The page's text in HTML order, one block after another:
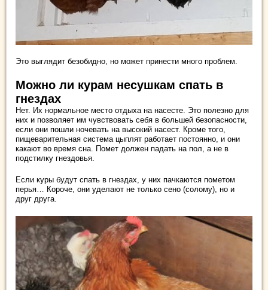
Это выглядит безобидно, но может принести много проблем.
Можно ли курам несушкам спать в
гнездах
Нет. Их нормальное место отдыха на насесте. Это полезно для
них и позволяет им чувствовать себя в большей безопасности,
если они пошли ночевать на высокий насест. Кроме того,
пищеварительная система цыплят работает постоянно, и они
какают во время сна. Помет должен падать на пол, а не в
подстилку гнездовья.
Если куры будут спать в гнездах, у них пачкаются пометом
перья… Короче, они уделают не только сено (солому), но и
друг друга.